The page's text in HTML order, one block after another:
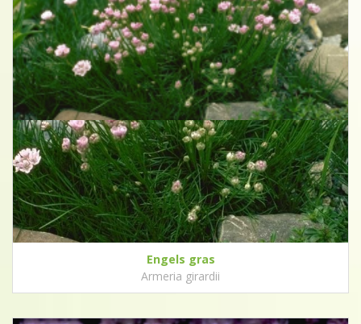
Engels gras
Armeria girardii